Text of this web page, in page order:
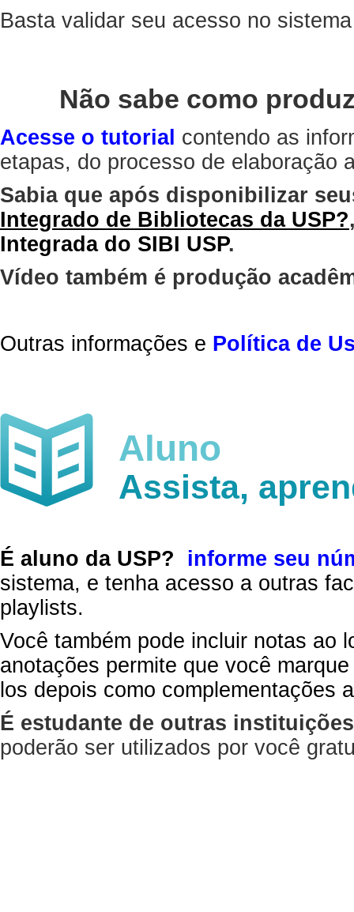
Basta validar seu acesso no
Não sabe como
Acesse o tutorial contendo as
etapas, do processo de elaboração
Sabia que após disponibilizar
Integrado de Bibliotecas da USP?
Integrada do SIBI USP.
Vídeo também é produção
Outras informações e Política de
Aluno
Assista,
É aluno da USP?
informe seu
sistema, e tenha acesso a outras
playlists.
Você também pode incluir notas ao
anotações permite que você
los depois como complementações
É estudante de outras
poderão ser utilizados por você